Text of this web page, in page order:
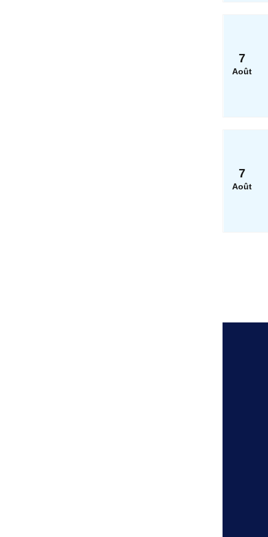
7
Août
7
Août